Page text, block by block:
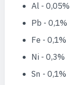
Al - 0,05%
Pb - 0,1%
Fe - 0,1%
Ni - 0,3%
Sn - 0,1%